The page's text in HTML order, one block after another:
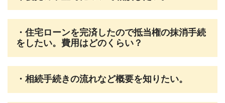
・住宅ローンを完済したので抵当権の抹消手続
をしたい。費用はどのくらい？
・相続手続きの流れなど概要を知りたい。